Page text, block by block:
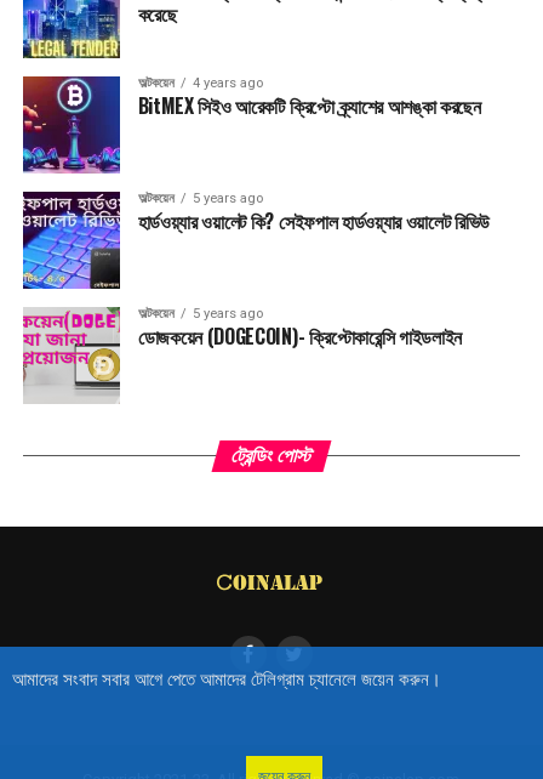
করেছে
অল্টকয়েন 4 years ago
BitMEX সিইও আরেকটি ক্রিপ্টো ক্র্যাশের আশঙ্কা করছেন
অল্টকয়েন 5 years ago
হার্ডওয়্যার ওয়ালেট কি? সেইফপাল হার্ডওয়্যার ওয়ালেট রিভিউ
অল্টকয়েন 5 years ago
ডোজকয়েন (DOGECOIN)- ক্রিপ্টোকারেন্সি গাইডলাইন
ট্রেন্ডিং পোস্ট
আমাদের সংবাদ সবার আগে পেতে আমাদের টেলিগ্রাম চ্যানেলে জয়েন করুন।